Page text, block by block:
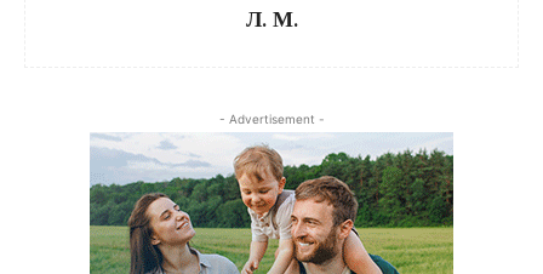
Л. М.
- Advertisement -